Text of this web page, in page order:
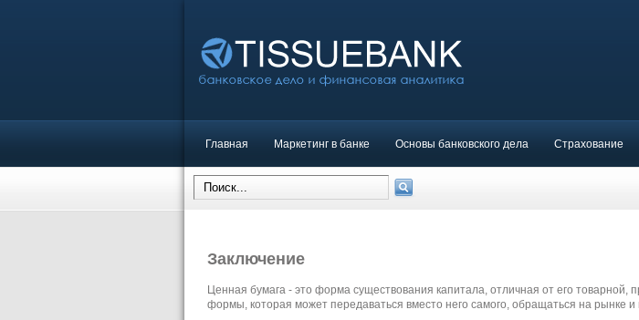
Главная Маркетинг в банке Основы банковского дела Страхование
Заключение
Ценная бумага - это форма существования капитала, отличная от его товарной,
формы, которая может передаваться вместо него самого, обращаться на рынке и